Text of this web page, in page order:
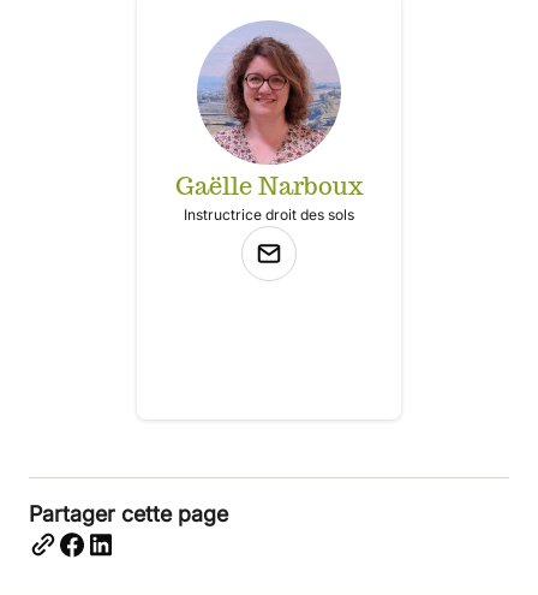
Gaëlle Narboux
Instructrice droit des sols
Partager cette page